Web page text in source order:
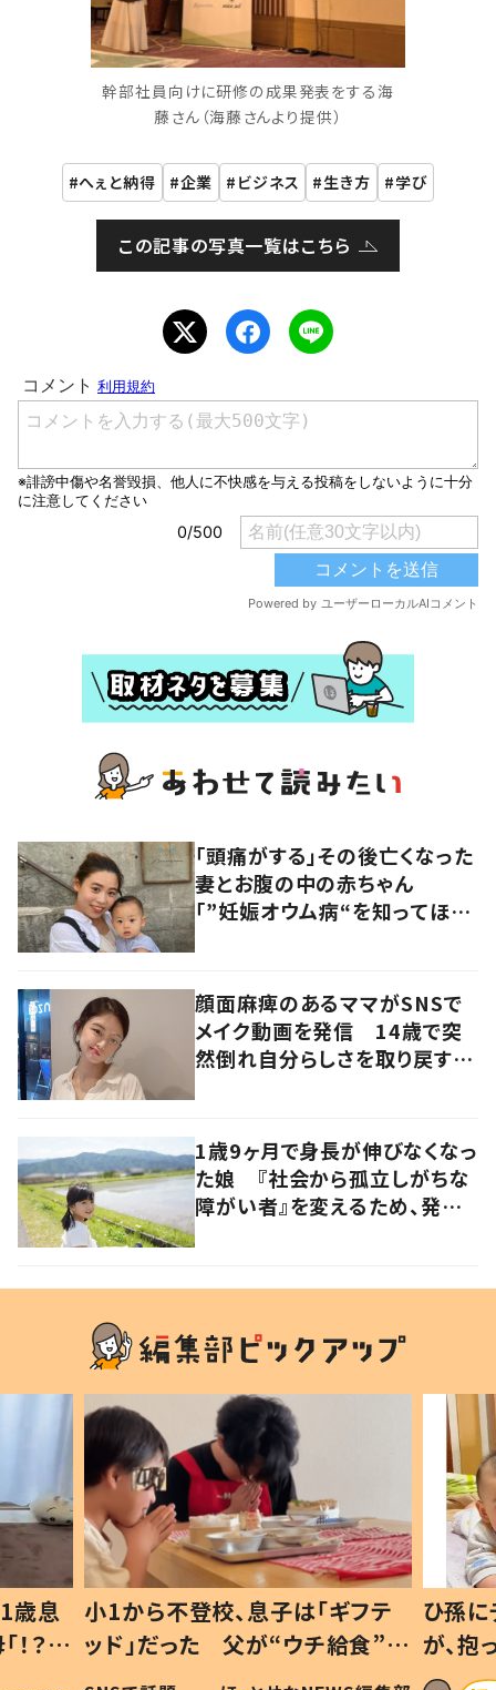
幹部社員向けに研修の成果発表をする海
藤さん（海藤さんより提供）
へぇと納得 企業 ビジネス 生き方 学び
この記事の写真一覧はこちら
「頭痛がする」その後亡くなった
妻とお腹の中の赤ちゃん
「”妊娠オウム病“を知ってほし
顔面麻痺のあるママがSNSで
メイク動画を発信 14歳で突
然倒れ自分らしさを取り戻すま
1歳9ヶ月で身長が伸びなくなっ
た娘 『社会から孤立しがちな
障がい者』を変えるため、発信
歳息
？」
小1から不登校、息子は「ギフテ
ッド」だった 父が“ウチ給食”を
作り続ける理由とは #令和の親
ひ孫
が、
「涙が